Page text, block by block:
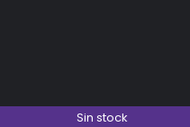
Sin stock